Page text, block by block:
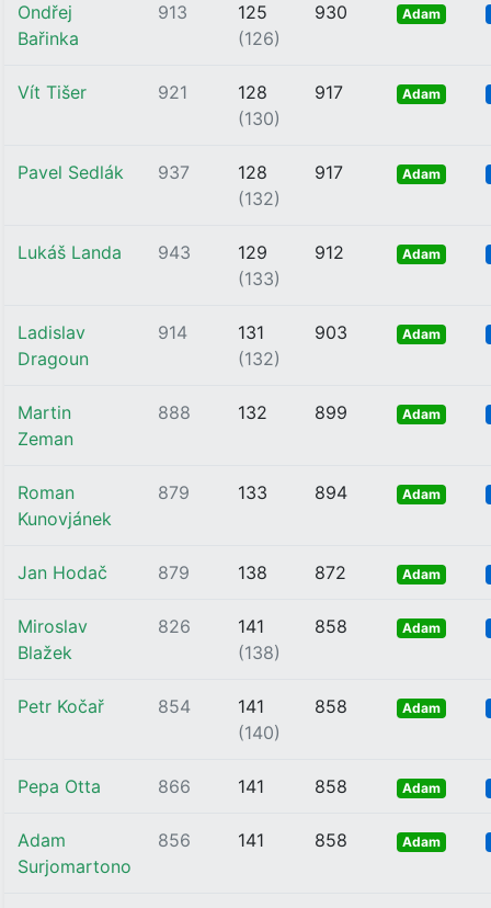
Ondřej
Bařinka
913
125
(126)
930 Adam
Vít Tišer 921
128
(130)
917 Adam
Pavel Sedlák 937
128
(132)
917 Adam
Lukáš Landa 943
129
(133)
912 Adam
Ladislav
Dragoun
914
131
(132)
903 Adam
Martin
Zeman
888 132 899 Adam
Roman
Kunovjánek
879 133 894 Adam
Jan Hodač 879 138 872 Adam
Miroslav
Blažek
826
141
(138)
858 Adam
Petr Kočař 854
141
(140)
858 Adam
Pepa Otta 866 141 858 Adam
Adam
Surjomartono
856 141 858 Adam